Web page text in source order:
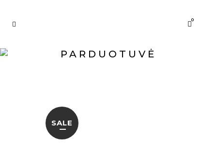
0
PARDUOTUVĖ
SALE